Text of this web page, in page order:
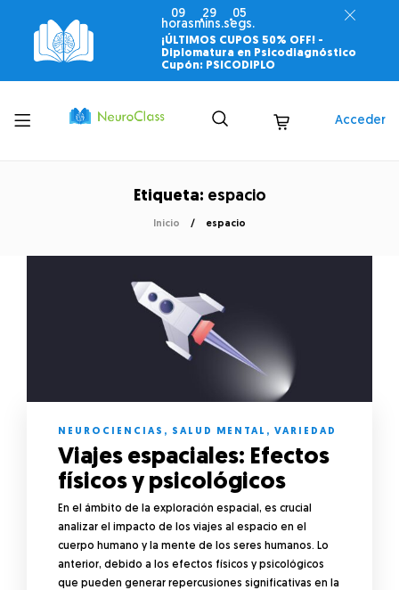
09
horas
29
mins.
05
segs.
¡ÚLTIMOS CUPOS 50% OFF! -
Diplomatura en Psicodiagnóstico
Cupón: PSICODIPLO
Toggle
menu
Acceder
Etiqueta: espacio
Inicio espacio
NEUROCIENCIAS , SALUD MENTAL , VARIEDAD
Viajes espaciales: Efectos
físicos y psicológicos
En el ámbito de la exploración espacial, es crucial
analizar el impacto de los viajes al espacio en el
cuerpo humano y la mente de los seres humanos. Lo
anterior, debido a los efectos físicos y psicológicos
que pueden generar repercusiones significativas en la